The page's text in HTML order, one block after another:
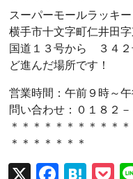
スーパーモールラッキー
横手市十文字町仁井田
国道１３号から ３４２
ど進んだ場所です！
営業時間：午前９時～
問い合わせ：０１８２
＊＊＊＊＊＊＊＊＊＊
＊＊＊＊＊＊＊